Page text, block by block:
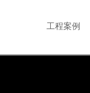
工程案例